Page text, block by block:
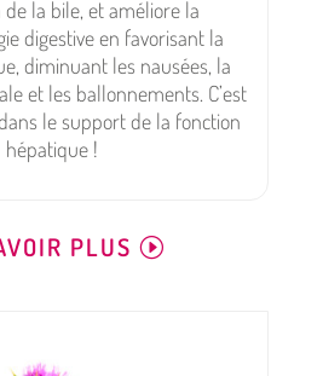
de la bile, et améliore la
digestive en favorisant la
diminuant les nausées, la
et les ballonnements. C’est
le support de la fonction
hépatique !
PLUS